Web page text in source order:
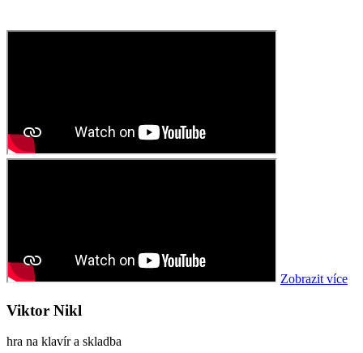
Zobrazit více
Viktor Nikl
hra na klavír a skladba